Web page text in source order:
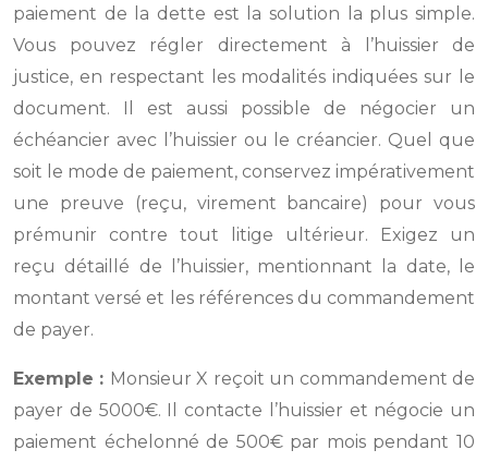
paiement de la dette est la solution la plus simple.
Vous pouvez régler directement à l’huissier de
justice, en respectant les modalités indiquées sur le
document. Il est aussi possible de négocier un
échéancier avec l’huissier ou le créancier. Quel que
soit le mode de paiement, conservez impérativement
une preuve (reçu, virement bancaire) pour vous
prémunir contre tout litige ultérieur. Exigez un
reçu détaillé de l’huissier, mentionnant la date, le
montant versé et les références du commandement
de payer.
Exemple : Monsieur X reçoit un commandement de
payer de 5000€. Il contacte l’huissier et négocie un
paiement échelonné de 500€ par mois pendant 10